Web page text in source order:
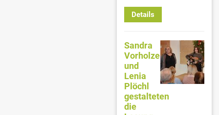
Details
Sandra
Vorholzer
und
Lenia
Plöchl
gestalteten
die